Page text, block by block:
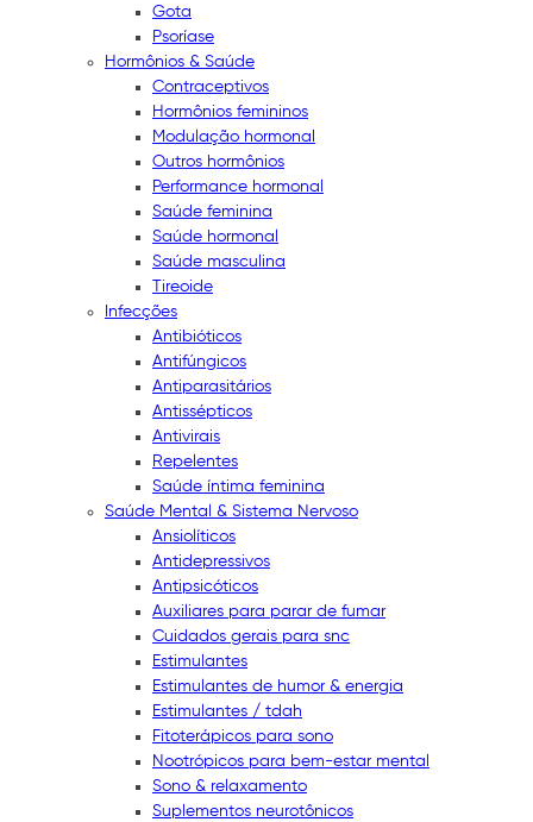
Gota
Psoríase
Hormônios & Saúde
Contraceptivos
Hormônios femininos
Modulação hormonal
Outros hormônios
Performance hormonal
Saúde feminina
Saúde hormonal
Saúde masculina
Tireoide
Infecções
Antibióticos
Antifúngicos
Antiparasitários
Antissépticos
Antivirais
Repelentes
Saúde íntima feminina
Saúde Mental & Sistema Nervoso
Ansiolíticos
Antidepressivos
Antipsicóticos
Auxiliares para parar de fumar
Cuidados gerais para snc
Estimulantes
Estimulantes de humor & energia
Estimulantes / tdah
Fitoterápicos para sono
Nootrópicos para bem-estar mental
Sono & relaxamento
Suplementos neurotônicos